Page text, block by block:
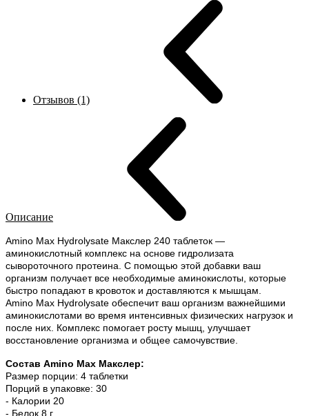
Отзывов (1)
Описание
Amino Max Hydrolysate Макслер 240 таблеток —
аминокислотный комплекс на основе гидролизата
сывороточного протеина. С помощью этой добавки ваш
организм получает все необходимые аминокислоты, которые
быстро попадают в кровоток и доставляются к мышцам.
Amino Max Hydrolysate обеспечит ваш организм важнейшими
аминокислотами во время интенсивных физических нагрузок и
после них. Комплекс помогает росту мышц, улучшает
восстановление организма и общее самочувствие.
Состав Amino Max Макслер:
Размер порции: 4 таблетки
Порций в упаковке: 30
- Калории 20
- Белок 8 г.